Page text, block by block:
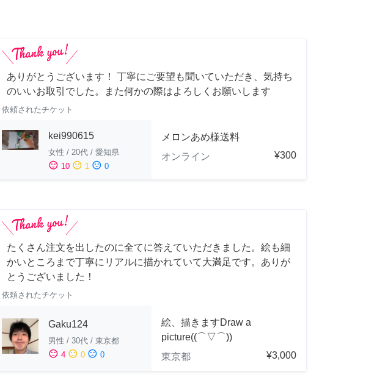
ありがとうございます！ 丁寧にご要望も聞いていただき、気持ち
のいいお取引でした。また何かの際はよろしくお願いします
依頼されたチケット
kei990615
女性 / 20代 / 愛知県
sentiment_satisfied 10 sentiment_neutral 1 sentiment_dissatisfied 0
メロンあめ様送料
オンライン
¥300
たくさん注文を出したのに全てに答えていただきました。絵も細
かいところまで丁寧にリアルに描かれていて大満足です。ありが
とうございました！
依頼されたチケット
Gaku124
男性 / 30代 / 東京都
sentiment_satisfied 4 sentiment_neutral 0 sentiment_dissatisfied 0
絵、描きますDraw a
picture((⌒▽⌒))
東京都
¥3,000